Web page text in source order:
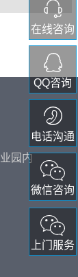
在线咨询
QQ咨询
电话沟通
微信咨询
上门服务
园内